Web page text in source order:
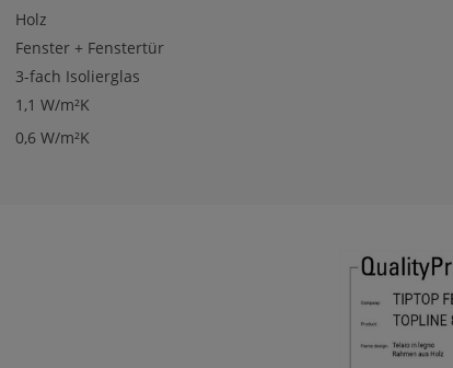
Holz
Fenster + Fenstertür
3-fach Isolierglas
1,1 W/m²K
0,6 W/m²K